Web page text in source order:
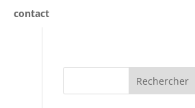
contact
Rechercher